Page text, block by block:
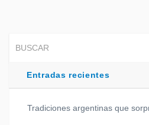
Entradas recientes
Tradiciones argentinas que